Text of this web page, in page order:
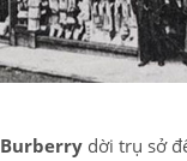
Burberrydời trụ sở